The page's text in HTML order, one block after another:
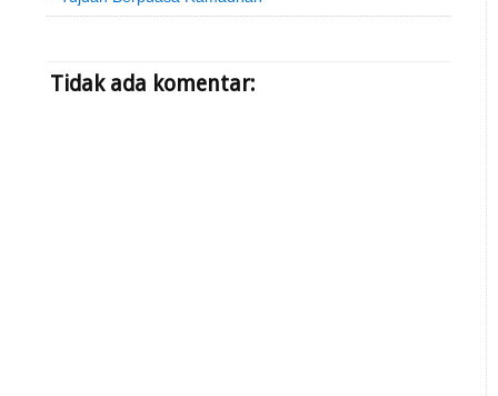
Tidak ada komentar: